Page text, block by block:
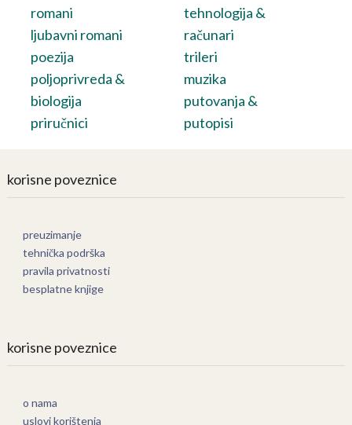
romani
ljubavni romani
poezija
poljoprivreda &
biologija
priručnici
tehnologija &
računari
trileri
muzika
putovanja &
putopisi
korisne poveznice
preuzimanje
tehnička podrška
pravila privatnosti
besplatne knjige
korisne poveznice
o nama
uslovi korištenja